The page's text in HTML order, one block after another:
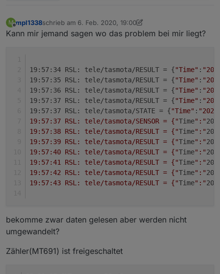
M mpl1338schrieb am 6. Feb. 2020, 19:00
zuletzt editiert von mpl13382. Juni 2020, 20:02
Kann mir jemand sagen wo das problem bei mir liegt?
19:57:34 RSL: tele/tasmota/RESULT = {"Time" :
19:57:35 RSL: tele/tasmota/RESULT = {"Time" :
19:57:36 RSL: tele/tasmota/RESULT = {"Time" :
19:57:37 RSL: tele/tasmota/RESULT = {"Time" :
19:57:37 RSL: tele/tasmota/STATE = {"Time" :
19:57:37 RSL: tele/tasmota/SENSOR = {"Time":"
19:57:38 RSL: tele/tasmota/RESULT = {"Time":"
19:57:39 RSL: tele/tasmota/RESULT = {"Time":"
19:57:40 RSL: tele/tasmota/RESULT = {"Time":"
19:57:41 RSL: tele/tasmota/RESULT = {"Time":"
19:57:42 RSL: tele/tasmota/RESULT = {"Time":"
19:57:43 RSL: tele/tasmota/RESULT = {"Time":"
bekomme zwar daten gelesen aber werden nicht
umgewandelt?
Zähler(MT691) ist freigeschaltet